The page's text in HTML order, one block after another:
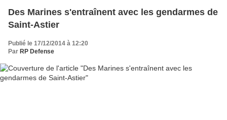
Des Marines s'entraînent avec les gendarmes de
Saint-Astier
Publié le 17/12/2014 à 12:20
Par RP Defense